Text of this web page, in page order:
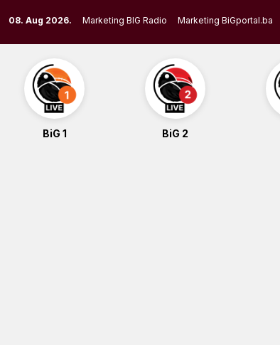
to
content
08. Aug 2026. Marketing BIG Radio Marketing BiGportal.ba
BiG 1 BiG 2